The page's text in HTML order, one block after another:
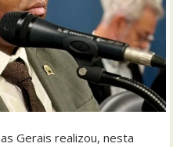
Gerais realizou, nesta